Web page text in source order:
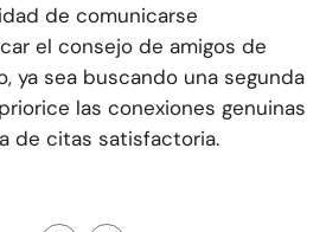
de comunicarse
el consejo de amigos de
ya sea buscando una segunda
las conexiones genuinas
de citas satisfactoria.